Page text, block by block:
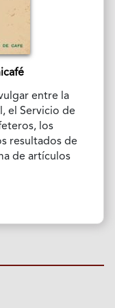
entre la
el Servicio de
los
resultados de
de artículos